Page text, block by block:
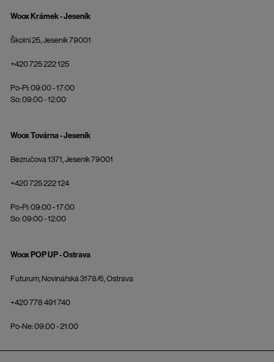
Woox Krámek - Jeseník
Školní 25, Jeseník 79001
+420 725 222 125
Po-Pi: 09:00 - 17:00
So: 09:00 - 12:00
Woox Továrna - Jeseník
Bezručova 1371, Jeseník 79001
+420 725 222 124
Po-Pi: 09:00 - 17:00
So: 09:00 - 12:00
Woox POP UP - Ostrava
Futurum, Novinářská 3178/6, Ostrava
+420 778 491 740
Po-Ne: 09:00 - 21:00